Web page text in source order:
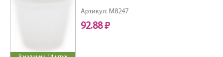
Артикул: M8247
92.88 ₽